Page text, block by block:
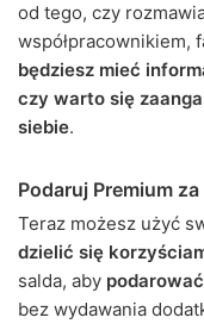
od tego, czy
współpracownikiem,
będziesz mieć
czy warto się
siebie.
Podaruj Premium
Teraz możesz użyć
dzielić się
salda, aby
bez wydawania